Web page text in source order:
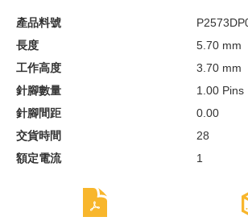
產品料號
長度
5.70 mm
工作高度
3.70 mm
針腳數量
1.00 Pins
針腳間距
0.00
交貨時間
28
額定電流
1